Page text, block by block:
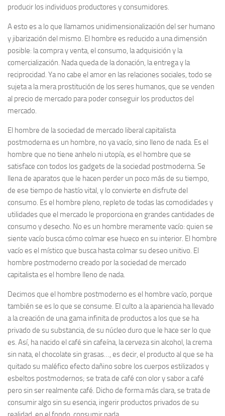
producir los individuos productores y consumidores.
A esto es a lo que llamamos unidimensionalización del ser humano
y jibarización del mismo. El hombre es reducido a una dimensión
posible: la compra y venta, el consumo, la adquisición y la
comercialización. Nada queda de la donación, la entrega y la
reciprocidad. Ya no cabe el amor en las relaciones sociales, todo se
sujeta a la mera prostitución de los seres humanos, que se venden
al precio de mercado para poder conseguir los productos del
mercado.
El hombre de la sociedad de mercado liberal capitalista
postmoderna es un hombre, no ya vacío, sino lleno de nada. Es el
hombre que no tiene anhelo ni utopía, es el hombre que se
satisface con todos los gadgets de la sociedad postmoderna. Se
llena de aparatos que le hacen perder un poco más de su tiempo,
de ese tiempo de hastío vital, y lo convierte en disfrute del
consumo. Es el hombre pleno, repleto de todas las comodidades y
utilidades que el mercado le proporciona en grandes cantidades de
consumo y desecho. No es un hombre meramente vacío: quien se
siente vacío busca cómo colmar ese hueco en su interior. El hombre
vacío es el místico que busca hasta colmar su deseo unitivo. El
hombre postmoderno creado por la sociedad de mercado
capitalista es el hombre lleno de nada.
Decimos que el hombre postmoderno es el hombre vacío, porque
también se es lo que se consume. El culto a la apariencia ha llevado
a la creación de una gama infinita de productos a los que se ha
privado de su substancia, de su núcleo duro que le hace ser lo que
es. Así, ha nacido el café sin cafeína, la cerveza sin alcohol, la crema
sin nata, el chocolate sin grasas…, es decir, el producto al que se ha
quitado su maléfico efecto dañino sobre los cuerpos estilizados y
esbeltos postmodernos; se trata de café con olor y sabor a café
pero sin ser realmente café. Dicho de forma más clara, se trata de
consumir algo sin su esencia, ingerir productos privados de su